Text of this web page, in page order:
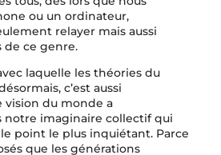
ou un ordinateur,
relayer mais aussi
de ce genre.
laquelle les théories du
c’est aussi
vision du monde a
notre imaginaire collectif qui
point le plus inquiétant. Parce
que les générations